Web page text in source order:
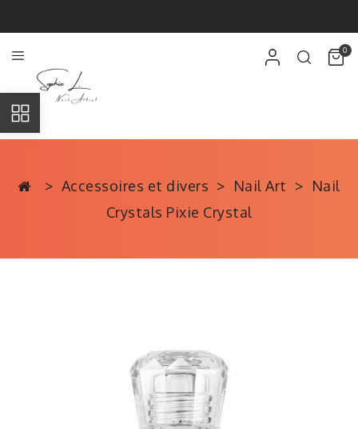
0
Accessoires et divers Nail Art
Nail
Crystals Pixie Crystal